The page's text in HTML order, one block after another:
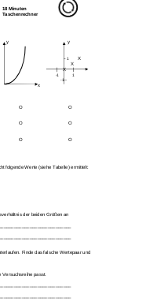
18 Minuten
Taschenrechner
y
y
-- 1
X
X
| X     |
-1
1
-1--
x
O
O
O
O
O O
folgende Werte (siehe Tabelle) ermittelt:
der beiden Größen an
Finde das falsche Wertepaar und
Versuchsreihe passt.